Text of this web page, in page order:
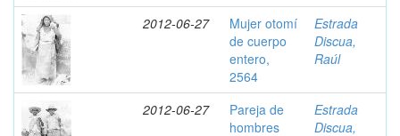
2012-06-27
Mujer otomí
de cuerpo
entero,
2564
Estrada
Discua,
Raúl
2012-06-27
Pareja de
hombres
Estrada
Discua,